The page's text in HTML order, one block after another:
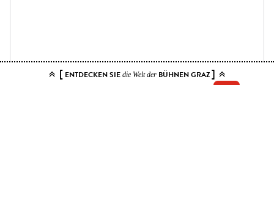
[ENTDECKEN SIE die Welt derBÜHNEN GRAZ]